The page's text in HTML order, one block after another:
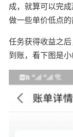
成，就算可以完
做一些单价低点的
任务获得收益之
到账，看下图是小